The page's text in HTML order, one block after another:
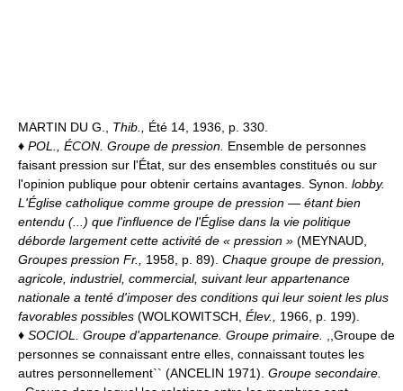
MARTIN DU G., Thib., Été 14, 1936, p. 330.
♦ POL., ÉCON. Groupe de pression. Ensemble de personnes
faisant pression sur l'État, sur des ensembles constitués ou sur
l'opinion publique pour obtenir certains avantages. Synon. lobby.
L'Église catholique comme groupe de pression — étant bien
entendu (...) que l'influence de l'Église dans la vie politique
déborde largement cette activité de « pression » (MEYNAUD,
Groupes pression Fr., 1958, p. 89). Chaque groupe de pression,
agricole, industriel, commercial, suivant leur appartenance
nationale a tenté d'imposer des conditions qui leur soient les plus
favorables possibles (WOLKOWITSCH, Élev., 1966, p. 199).
♦ SOCIOL. Groupe d'appartenance. Groupe primaire.
,,Groupe de
personnes se connaissant entre elles, connaissant toutes les
autres personnellement`` (ANCELIN 1971). Groupe secondaire.